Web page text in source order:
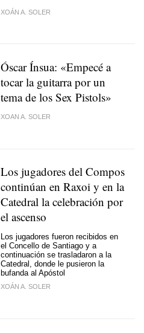
XOÁN A. SOLER
Óscar Ínsua: «Empecé a
tocar la guitarra por un
tema de los Sex Pistols»
XOAN A. SOLER
Los jugadores del Compos
continúan en Raxoi y en la
Catedral la celebración por
el ascenso
Los jugadores fueron recibidos en
el Concello de Santiago y a
continuación se trasladaron a la
Catedral, donde le pusieron la
bufanda al Apóstol
XOÁN A. SOLER